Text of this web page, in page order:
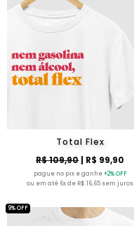
Total Flex
R$ 109,90| R$ 99,90
pague no pix e ganhe+2% OFF
ou em até 6x de R$ 16,65 sem juros
9% OFF